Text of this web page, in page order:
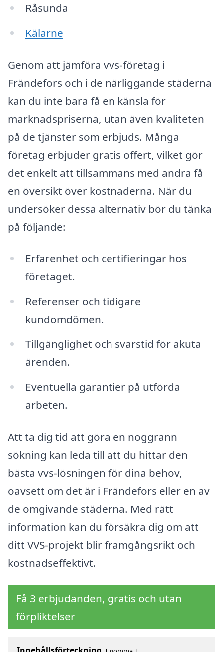
Råsunda
Kälarne
Genom att jämföra vvs-företag i
Frändefors och i de närliggande städerna
kan du inte bara få en känsla för
marknadspriserna, utan även kvaliteten
på de tjänster som erbjuds. Många
företag erbjuder gratis offert, vilket gör
det enkelt att tillsammans med andra få
en översikt över kostnaderna. När du
undersöker dessa alternativ bör du tänka
på följande:
Erfarenhet och certifieringar hos
företaget.
Referenser och tidigare
kundomdömen.
Tillgänglighet och svarstid för akuta
ärenden.
Eventuella garantier på utförda
arbeten.
Att ta dig tid att göra en noggrann
sökning kan leda till att du hittar den
bästa vvs-lösningen för dina behov,
oavsett om det är i Frändefors eller en av
de omgivande städerna. Med rätt
information kan du försäkra dig om att
ditt VVS-projekt blir framgångsrikt och
kostnadseffektivt.
Få 3 erbjudanden, gratis och utan
förpliktelser